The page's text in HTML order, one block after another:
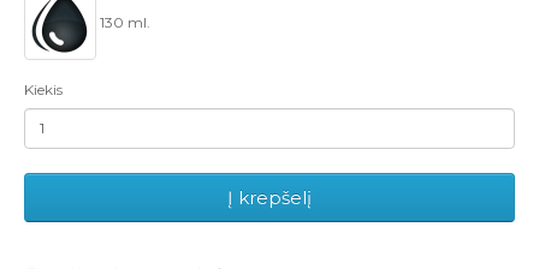
130 ml.
Kiekis
Į krepšelį